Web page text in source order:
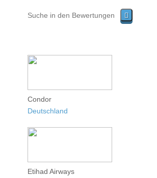
Condor
Deutschland
Etihad Airways